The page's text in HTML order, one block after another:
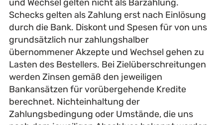
und Wechsel gelten nicht als Barzahlung.
Schecks gelten als Zahlung erst nach Einlösung
durch die Bank. Diskont und Spesen für von uns
grundsätzlich nur zahlungshalber
übernommener Akzepte und Wechsel gehen zu
Lasten des Bestellers. Bei Zielüberschreitungen
werden Zinsen gemäß den jeweiligen
Bankansätzen für vorübergehende Kredite
berechnet. Nichteinhaltung der
Zahlungsbedingung oder Umstände, die uns